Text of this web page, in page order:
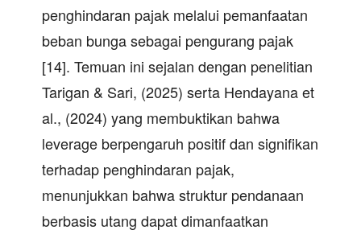
penghindaran pajak melalui pemanfaatan
beban bunga sebagai pengurang pajak
[14]. Temuan ini sejalan dengan penelitian
Tarigan & Sari, (2025) serta Hendayana et
al., (2024) yang membuktikan bahwa
leverage berpengaruh positif dan signifikan
terhadap penghindaran pajak,
menunjukkan bahwa struktur pendanaan
berbasis utang dapat dimanfaatkan